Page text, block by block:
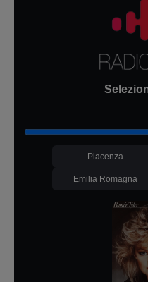
Piacenza
Emilia Romagna